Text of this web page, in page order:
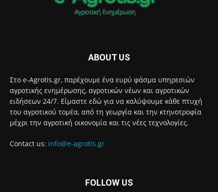
ABOUT US
Στο e-Agrotis.gr, παρέχουμε ένα ευρύ φάσμα υπηρεσιών
αγροτικής ενημέρωσης, αγροτικών νέων και αγροτικών
ειδήσεων 24/7. Είμαστε εδώ για να καλύψουμε κάθε πτυχή
του αγροτικού τομέα, από τη γεωργία και την κτηνοτροφία
μέχρι την αγροτική οικονομία και τις νέες τεχνολογίες.
Contact us: info@e-agrotis.gr
FOLLOW US